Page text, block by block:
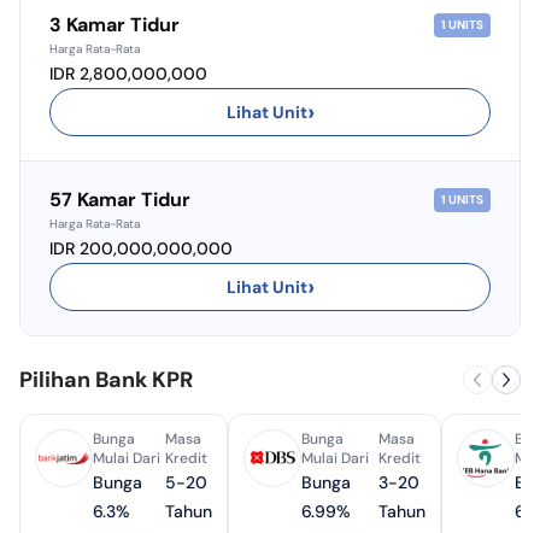
3 Kamar Tidur 1 UNITS
Harga Rata-Rata
IDR 2,800,000,000
Lihat Unit›
57 Kamar Tidur 1 UNITS
Harga Rata-Rata
IDR 200,000,000,000
Lihat Unit›
Pilihan Bank KPR
Bunga
Mulai Dari
Bunga
6.3%
Masa
Kredit
5-20
Tahun
Bunga
Mulai Dari
Bunga
6.99%
Masa
Kredit
3-20
Tahun